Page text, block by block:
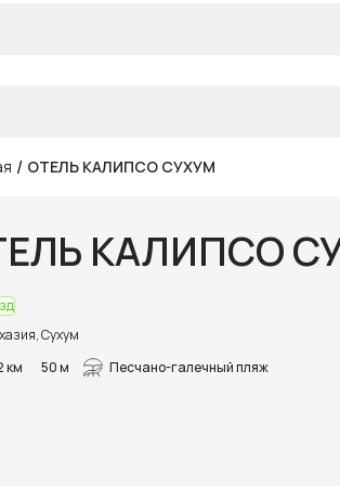
/ ОТЕЛЬ КАЛИПСО СУХУМ
КАЛИПСО
Сухум
км
50 м Песчано-галечный пляж